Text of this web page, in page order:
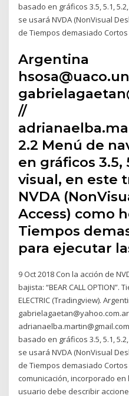
basado en gráficos 3.5, 5.1,
se usará NVDA (NonVisual
de Tiempos demasiado
Argentina
//
2.2 Menú de
en gráficos 3.5,
visual, en este
NVDA
Access) como
Tiempos
para ejecutar
9 Oct 2018 Con la acción de
bajista: “BEAR CALL OPTION”.
ELECTRIC (Tradingview).
basado en gráficos 3.5, 5.1,
se usará NVDA (NonVisual
de Tiempos demasiado
comunicación, incorporado en
usuario debe describir